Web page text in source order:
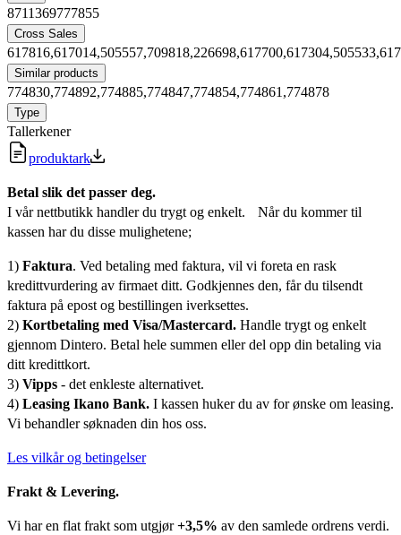
8711369777855
Cross Sales
Similar products
774830,774892,774885,774847,774854,774861,774878
Type
Tallerkener
produktark
Betal slik det passer deg.
I vår nettbutikk handler du trygt og enkelt. Når du kommer til
kassen har du disse mulighetene;
1) Faktura. Ved betaling med faktura, vil vi foreta en rask
kredittvurdering av firmaet ditt. Godkjennes den, får du tilsendt
faktura på epost og bestillingen iverksettes.
2) Kortbetaling med Visa/Mastercard. Handle trygt og enkelt
gjennom Dintero. Betal hele summen eller del opp din betaling via
ditt kredittkort.
3) Vipps - det enkleste alternativet.
4) Leasing Ikano Bank. I kassen huker du av for ønske om leasing.
Vi behandler søknaden din hos oss.
Les vilkår og betingelser
Frakt & Levering.
Vi har en flat frakt som utgjør+3,5% av den samlede ordrens verdi.